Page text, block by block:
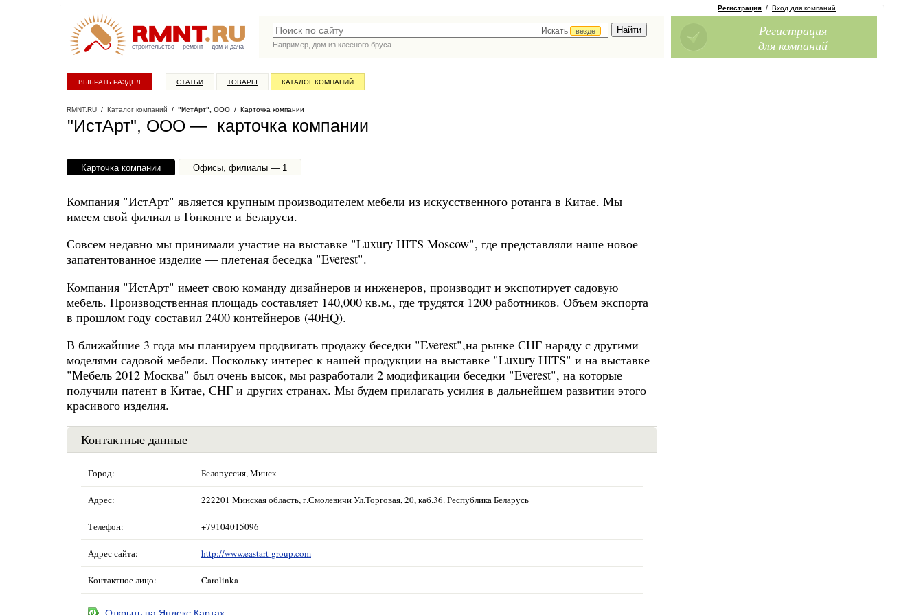
строительство ремонт дом и дача
Искать
везде
Например, дом из клееного бруса
Регистрация / Вход для компаний
Регистрация
для компаний
ВЫБРАТЬ РАЗДЕЛ СТАТЬИ ТОВАРЫ КАТАЛОГ КОМПАНИЙ
RMNT.RU / Каталог компаний / "ИстАрт", ООО / Карточка компании
"ИстАрт", ООО — карточка компании
Карточка компании Офисы, филиалы — 1
Компания "ИстАрт" является крупным производителем мебели из искусственного ротанга в Китае. Мы
имеем свой филиал в Гонконге и Беларуси.
Совсем недавно мы принимали участие на выставке "Luxury HITS Moscow", где представляли наше новое
запатентованное изделие — плетеная беседка "Everest".
Компания "ИстАрт" имеет свою команду дизайнеров и инженеров, производит и экспотирует садовую
мебель. Производственная площадь составляет 140,000 кв.м., где трудятся 1200 работников. Объем экспорта
в прошлом году составил 2400 контейнеров (40HQ).
В ближайшие 3 года мы планируем продвигать продажу беседки "Everest",на рынке СНГ наряду с другими
моделями садовой мебели. Поскольку интерес к нашей продукции на выставке "Luxury HITS" и на выставке
"Мебель 2012 Москва" был очень высок, мы разработали 2 модификации беседки "Everest", на которые
получили патент в Китае, СНГ и других странах. Мы будем прилагать усилия в дальнейшем развитии этого
красивого изделия.
Контактные данные
Город: Белоруссия, Минск
Адрес: 222201 Минская область, г.Смолевичи Ул.Торговая, 20, каб.36. Республика Беларусь
Телефон: +79104015096
Адрес сайта: http://www.eastart-group.com
Контактное лицо: Carolinka